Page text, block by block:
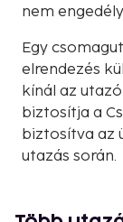
nem
Egy
elrendezés
kínál az
biztosítja a
biztosítva az
utazás során.